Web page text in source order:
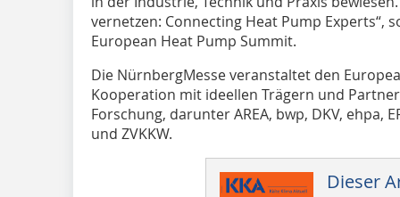
vernetzen: Connecting Heat Pump Experts“,
European Heat Pump Summit.
Die NürnbergMesse veranstaltet den
Kooperation mit ideellen Trägern und
Forschung, darunter AREA, bwp, DKV, ehpa,
und ZVKKW.
Dieser